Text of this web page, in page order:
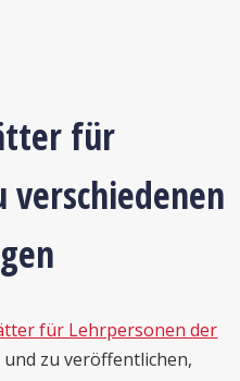
für
verschiedenen
für Lehrpersonen der
zu veröffentlichen,